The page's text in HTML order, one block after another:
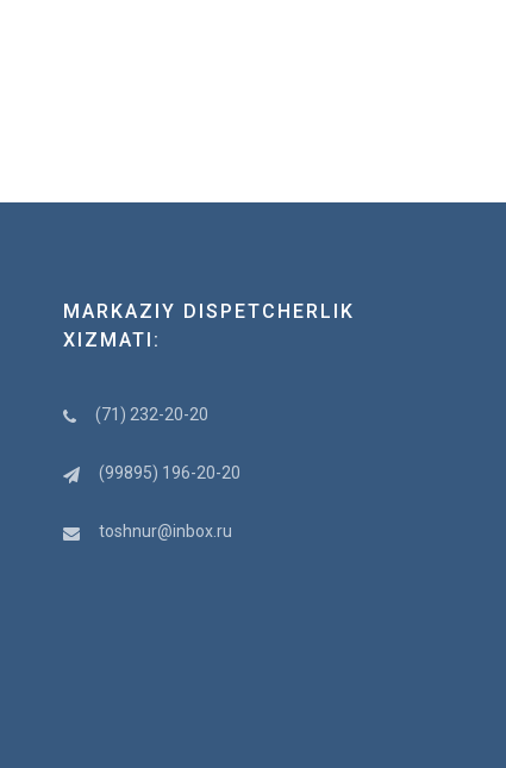
MARKAZIY DISPETCHERLIK
XIZMATI:
(71) 232-20-20
(99895) 196-20-20
toshnur@inbox.ru